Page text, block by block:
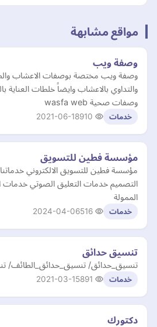
مواقع مشابهة
وصفة ويب
وصفة ويب مختصة بوصفات الاعشاب
والتداوي بالاعشاب وايضاً خلطات العناية
وصفات صحية wasfa web
خدمات 2021-06-18
مؤسسة فطين للتسويق
مؤسسة فطين للتسويق الالكتروني
التصميم خدمات التعليق الصوتي خدمات
الممولة
خدمات 2024-04-06
تنسيق حدائق
تنسيق_حدائق/ تنسيق_حدائق_الطائف/
خدمات 2021-03-15
دكتورك